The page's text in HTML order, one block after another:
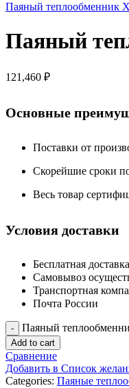
Паяный теплообменник
Паяный
121,460 ₽
Основные
Поставки от
Скорейшие сроки
Весь товар
Условия доставки
Бесплатная
Самовывоз
Транспортная
Почта России
Паяный
Add to cart
Сравнение
Добавить в Список
Categories: Паяные